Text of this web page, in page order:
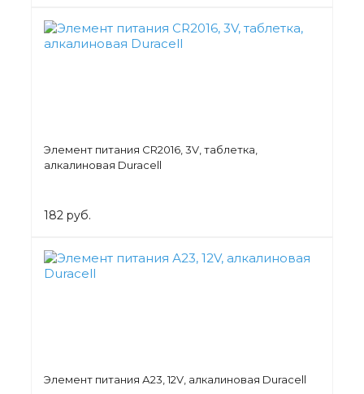
Элемент питания СR2016, 3V, таблетка,
алкалиновая Duracell
182 руб.
Элемент питания А23, 12V, алкалиновая Duracell